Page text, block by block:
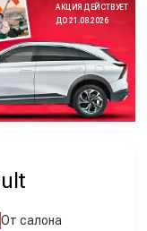
АКЦИЯ ДЕЙСТВУЕТ
ДО 21.08.2026
От салона